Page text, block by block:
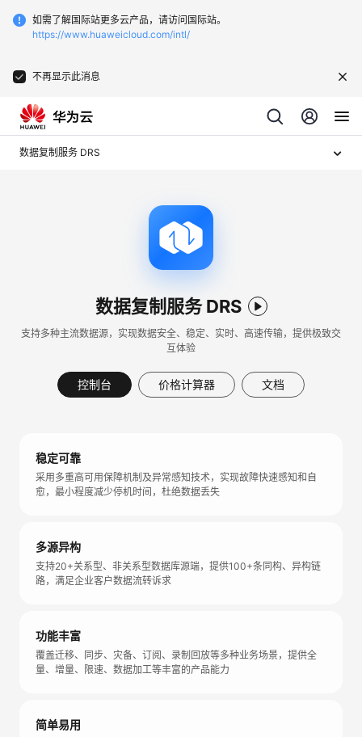
如需了解国际站更多云产品，请访问国际站。
https://www.huaweicloud.com/intl/
不再显示此消息
数据复制服务 DRS
数据复制服务 DRS
支持多种主流数据源，实现数据安全、稳定、实时、高速传输，提供极致交
互体验
控制台 价格计算器 文档
稳定可靠
采用多重高可用保障机制及异常感知技术，实现故障快速感知和自
愈，最小程度减少停机时间，杜绝数据丢失
多源异构
支持20+关系型、非关系型数据库源端，提供100+条同构、异构链
路，满足企业客户数据流转诉求
功能丰富
覆盖迁移、同步、灾备、订阅、录制回放等多种业务场景，提供全
量、增量、限速、数据加工等丰富的产品能力
简单易用